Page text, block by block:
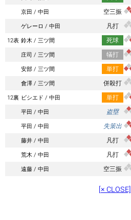
京田
中田 空三振
ゲレーロ
中田 凡打
12表 鈴木 三ツ間 死球
庄司
三ツ間 犠打
安部
三ツ間 単打
會澤
三ツ間 併殺打
12裏 ビシエド 中田 単打
平田
中田 盗塁
平田
中田 失策出
藤井
中田 凡打
荒木
中田 凡打
遠藤
中田 空三振
[× CLOSE]